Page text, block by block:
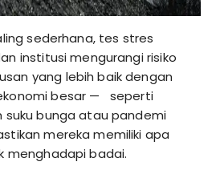
sederhana, tes stres
institusi mengurangi risiko
yang lebih baik dengan
besar — seperti
suku bunga atau pandemi
mereka memiliki apa
menghadapi badai.